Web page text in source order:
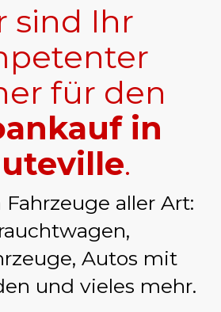
sind Ihr
für den
in
.
aller Art:
Autos mit
und vieles mehr.